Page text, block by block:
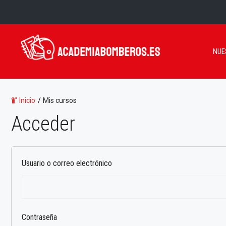
Inicio / Mis cursos
Acceder
Usuario o correo electrónico
Contraseña